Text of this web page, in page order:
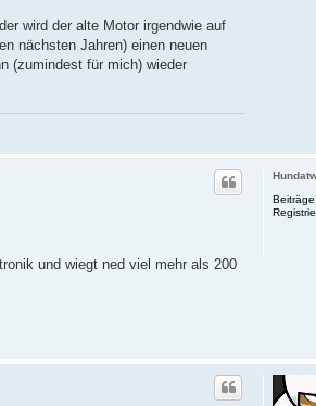
wird der alte Motor irgendwie auf
nächsten Jahren) einen neuen
(zumindest für mich) wieder
Beiträge:
und wiegt ned viel mehr als 200